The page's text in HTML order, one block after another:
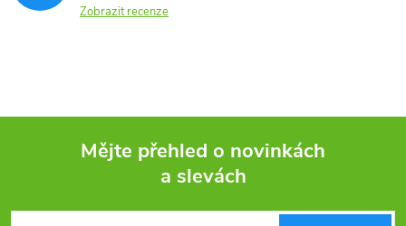
Zobrazit recenze
Mějte přehled o novinkách
a slevách